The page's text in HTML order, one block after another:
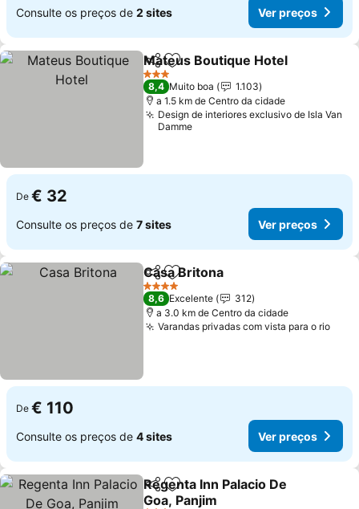
Consulte os preços de 2 sites Ver preços
PartilharAdicionar aos favoritos
Mateus Boutique Hotel
3 Estrelas
8,4 Muito boa
1.103
a 1.5 km de Centro da cidade
Design de interiores exclusivo de Isla Van
Damme
De € 32
Consulte os preços de 7 sites Ver preços
PartilharAdicionar aos favoritos
Casa Britona
4 Estrelas
8,6 Excelente
312
a 3.0 km de Centro da cidade
Varandas privadas com vista para o rio
De € 110
Consulte os preços de 4 sites Ver preços
PartilharAdicionar aos favoritos
Regenta Inn Palacio De
Goa, Panjim